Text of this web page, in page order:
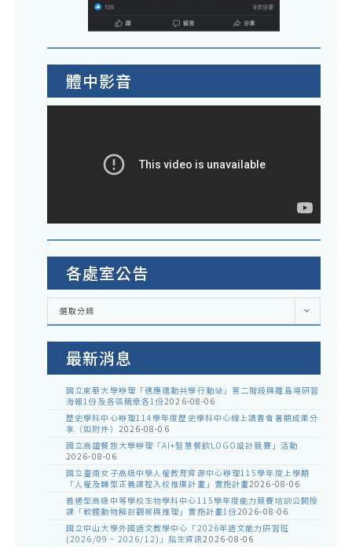
體中影音
各處室公告
各
室
選取分類
最新消息
國立東華大學辦理「適應運動共學行動站」第二階段與離島場研習
海報1份及各區簡章各1份2026-08-06
歷史學科中心辦理114學年度歷史學科中心線上讀書會暑期成果分
享（如附件） 2026-08-06
國立高雄餐旅大學辦理「AI+智慧餐飲LOGO設計競賽」活動
2026-08-06
國立臺南女子高級中學人權教育資源中心辦理115學年度上學期
「人權及轉型正義課程入校推廣計畫」實施計畫2026-08-06
普通型高級中等學校生物學科中心115學年度能力競賽培訓公開授
課「軟體動物解剖觀察與推理」實施計畫1份2026-08-06
國立中山大學外國語文教學中心「2026年語文能力研習班
(2026/09 ~ 2026/12)」招生資訊2026-08-06